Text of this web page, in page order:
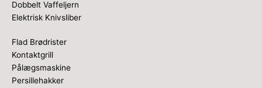
Dobbelt Vaffeljern
Elektrisk Knivsliber
Flad Brødrister
Kontaktgrill
Pålægsmaskine
Persillehakker